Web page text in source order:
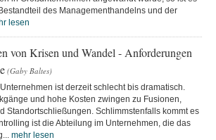
des Managementhandelns und der
lesen
von Krisen und Wandel - Anforderungen
(Gaby Baltes)
ist derzeit schlecht bis dramatisch.
und hohe Kosten zwingen zu Fusionen,
Standortschließungen. Schlimmstenfalls kommt es
ist die Abteilung im Unternehmen, die das
mehr lesen